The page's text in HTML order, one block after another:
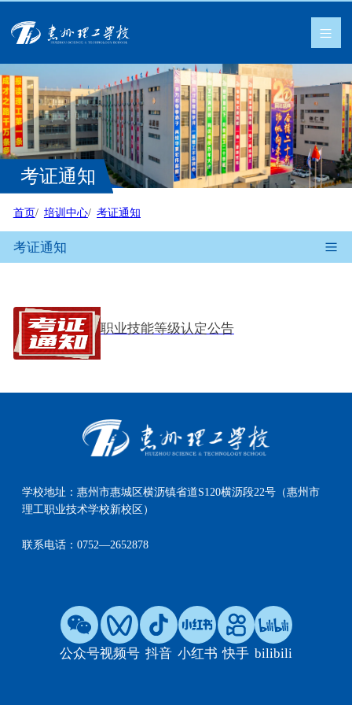
考证通知
首页 培训中心 考证通知
考证通知
职业技能等级认定公告
学校地址：惠州市惠城区横沥镇省道S120横沥段22号（惠州市
理工职业技术学校新校区）
联系电话：0752—2652878
公众号视频号 抖音 小红书 快手 bilibili